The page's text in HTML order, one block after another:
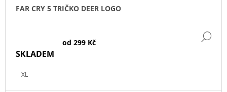
FAR CRY 5 TRIČKO DEER LOGO
od299 Kč
SKLADEM
XL